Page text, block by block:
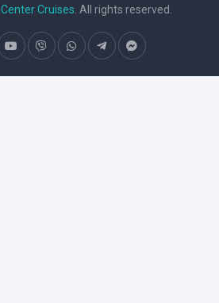
Center Cruises . All rights reserved.